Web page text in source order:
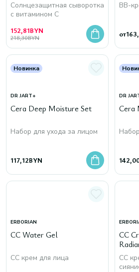
Cолнцезащитная сыворотка
c витамином C
152,81BYN
218,30BYN
BB-
от
Новинка
DR JART+
Cera Deep Moisture Set
Набор для ухода за лицом
117,12BYN
DR
Сera
ERBORIAN
CC Water Gel
CC крем для лица
CC
25
СС